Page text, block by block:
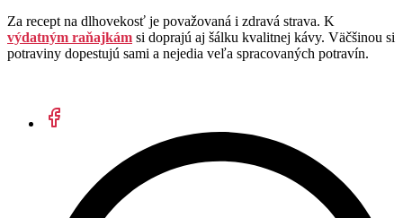
Za recept na dlhovekosť je považovaná i zdravá strava. K
výdatným raňajkám si doprajú aj šálku kvalitnej kávy. Väčšinou si
potraviny dopestujú sami a nejedia veľa spracovaných potravín.